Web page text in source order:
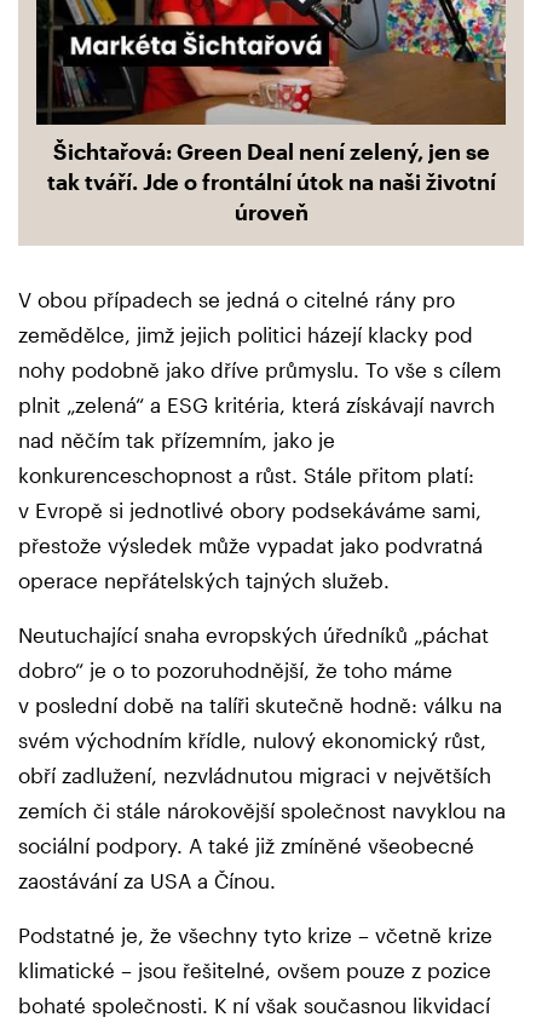
Šichtařová: Green Deal není zelený, jen se
tak tváří. Jde o frontální útok na naši životní
úroveň
V obou případech se jedná o citelné rány pro
zemědělce, jimž jejich politici házejí klacky pod
nohy podobně jako dříve průmyslu. To vše s cílem
plnit „zelená“ a ESG kritéria, která získávají navrch
nad něčím tak přízemním, jako je
konkurenceschopnost a růst. Stále přitom platí:
v Evropě si jednotlivé obory podsekáváme sami,
přestože výsledek může vypadat jako podvratná
operace nepřátelských tajných služeb.
Neutuchající snaha evropských úředníků „páchat
dobro“ je o to pozoruhodnější, že toho máme
v poslední době na talíři skutečně hodně: válku na
svém východním křídle, nulový ekonomický růst,
obří zadlužení, nezvládnutou migraci v největších
zemích či stále nárokovější společnost navyklou na
sociální podpory. A také již zmíněné všeobecné
zaostávání za USA a Čínou.
Podstatné je, že všechny tyto krize – včetně krize
klimatické – jsou řešitelné, ovšem pouze z pozice
bohaté společnosti. K ní však současnou likvidací